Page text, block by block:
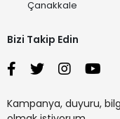
Çanakkale
Bizi Takip Edin
Kampanya, duyuru,